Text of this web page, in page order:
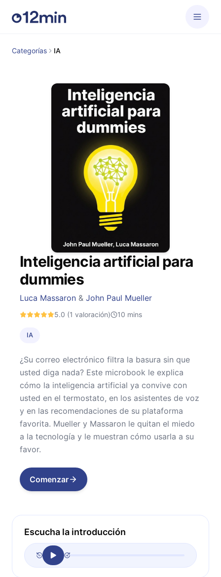
Categorías IA
Inteligencia artificial para
dummies
Luca Massaron & John Paul Mueller
5.0 (1 valoración) 10 mins
IA
¿Su correo electrónico filtra la basura sin que
usted diga nada? Este microbook le explica
cómo la inteligencia artificial ya convive con
usted en el termostato, en los asistentes de voz
y en las recomendaciones de su plataforma
favorita. Mueller y Massaron le quitan el miedo
a la tecnología y le muestran cómo usarla a su
favor.
Comenzar
Escucha la introducción